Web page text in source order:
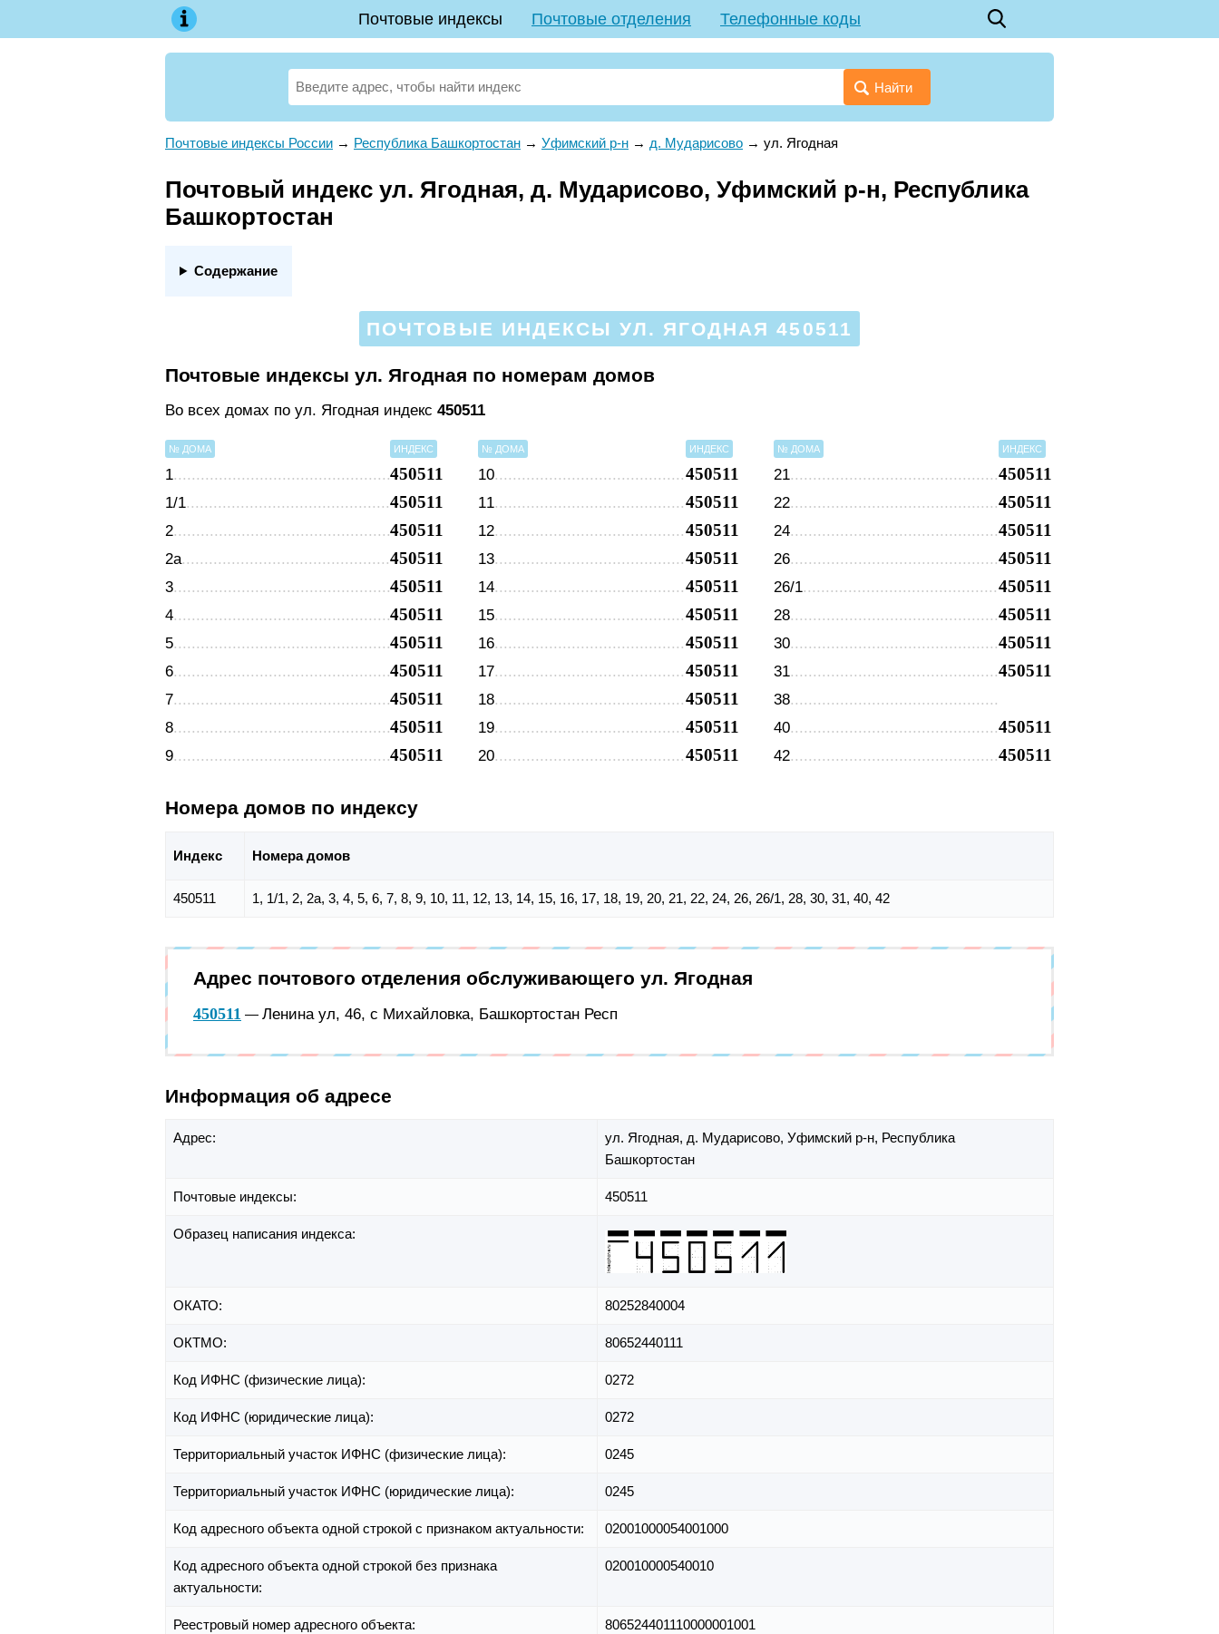
Почтовые индексы Почтовые отделения Телефонные коды
Найти
Почтовые индексы России → Республика Башкортостан → Уфимский р-н → д. Мударисово → ул. Ягодная
Почтовый индекс ул. Ягодная, д. Мударисово, Уфимский р-н, Республика
Башкортостан
Содержание
ПОЧТОВЫЕ ИНДЕКСЫ УЛ. ЯГОДНАЯ 450511
Почтовые индексы ул. Ягодная по номерам домов
Во всех домах по ул. Ягодная индекс 450511
№ ДОМА ИНДЕКС
1 450511
1/1 450511
2 450511
2а 450511
3 450511
4 450511
5 450511
6 450511
7 450511
8 450511
9 450511
№ ДОМА ИНДЕКС
10 450511
11 450511
12 450511
13 450511
14 450511
15 450511
16 450511
17 450511
18 450511
19 450511
20 450511
№ ДОМА ИНДЕКС
21 450511
22 450511
24 450511
26 450511
26/1 450511
28 450511
30 450511
31 450511
38
40
450511
42 450511
Номера домов по индексу
Индекс Номера домов
450511 1, 1/1, 2, 2а, 3, 4, 5, 6, 7, 8, 9, 10, 11, 12, 13, 14, 15, 16, 17, 18, 19, 20, 21, 22, 24, 26, 26/1, 28, 30, 31, 40, 42
Адрес почтового отделения обслуживающего ул. Ягодная
450511 — Ленина ул, 46, с Михайловка, Башкортостан Респ
Информация об адресе
Адрес: ул. Ягодная, д. Мударисово, Уфимский р-н, Республика
Башкортостан
Почтовые индексы: 450511
Образец написания индекса:
ОКАТО: 80252840004
ОКТМО: 80652440111
Код ИФНС (физические лица): 0272
Код ИФНС (юридические лица): 0272
Территориальный участок ИФНС (физические лица): 0245
Территориальный участок ИФНС (юридические лица): 0245
Код адресного объекта одной строкой с признаком актуальности: 02001000054001000
Код адресного объекта одной строкой без признака
актуальности:
020010000540010
Реестровый номер адресного объекта: 806524401110000001001